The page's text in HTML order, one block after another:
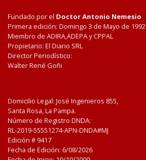
Fundado por el Doctor Antonio Nemesio
Primera edición: Domingo 3 de Mayo de 1992
Miembro de ADIRA,ADEPA y CPPAL
Propietario: El Diario SRL
Director Periodístico:
Walter René Goñi
Domicilio Legal: José Ingenieros 855,
Santa Rosa, La Pampa.
Número de Registro DNDA:
RL-2019-55551274-APN-DNDA#MJ
Edición # 9417
Fecha de Edición: 6/08/2026